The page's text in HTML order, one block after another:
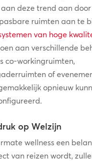
deze trend aan door
ruimten aan te
van hoge
aan verschillende
co-workingruimten,
of
opnieuw
op Welzijn
wellness een
van reizen wordt,